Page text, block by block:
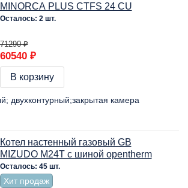
MINORCA PLUS CTFS 24 CU
Осталось: 2 шт.
71290 ₽
60540 ₽
В корзину
двухконтурный закрытая камера
Котел настенный газовый GB
MIZUDO M24Т c шиной opentherm
Осталось: 45 шт.
Хит продаж